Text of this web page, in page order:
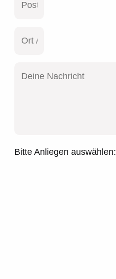
Bitte Anliegen auswählen: